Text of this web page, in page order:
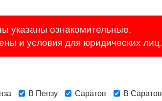
указаны ознакомительные.
и условия для юридических лиц.
В Пензу Саратов В Саратов